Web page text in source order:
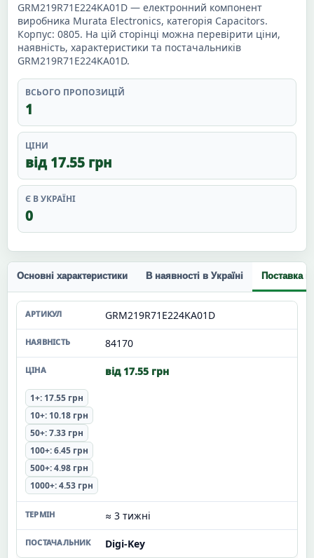
GRM219R71E224KA01D — електронний компонент
виробника Murata Electronics, категорія Capacitors.
Корпус: 0805. На цій сторінці можна перевірити ціни,
наявність, характеристики та постачальників
GRM219R71E224KA01D.
ВСЬОГО ПРОПОЗИЦІЙ
1
ЦІНИ
від 17.55 грн
Є В УКРАЇНІ
0
Основні характеристики В наявності в Україні Поставка
GRM219R71E224KA01D
84170
від 17.55 грн
1+: 17.55 грн
10+: 10.18 грн
50+: 7.33 грн
100+: 6.45 грн
500+: 4.98 грн
1000+: 4.53 грн
≈ 3 тижні
Digi-Key